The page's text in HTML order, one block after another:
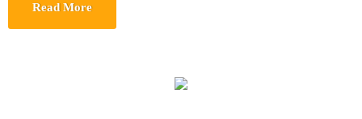
Read More